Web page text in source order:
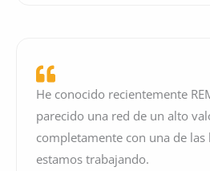
He conocido recientemente
parecido una red de un alto
completamente con una de las
estamos trabajando.